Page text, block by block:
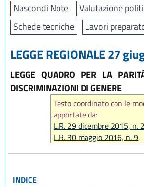
Nascondi Note
Valutazione
Schede tecniche
Lavori
LEGGE REGIONALE 27
LEGGE QUADRO PER LA
DISCRIMINAZIONI DI GENERE
Testo coordinato con le
apportate da:
L.R. 29 dicembre 2015, n.
L.R. 30 maggio 2016, n. 9
INDICE